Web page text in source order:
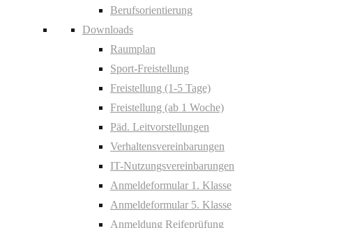
Berufsorientierung
Downloads
Raumplan
Sport-Freistellung
Freistellung (1-5 Tage)
Freistellung (ab 1 Woche)
Päd. Leitvorstellungen
Verhaltensvereinbarungen
IT-Nutzungsvereinbarungen
Anmeldeformular 1. Klasse
Anmeldeformular 5. Klasse
Anmeldung Reifeprüfung